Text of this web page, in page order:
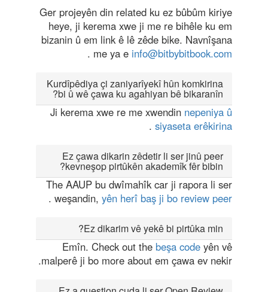
Ger projeyên din related ku ez bûbûm kiriye
heye, ji kerema xwe ji me re bihêle ku em
bizanin û em link ê lê zêde bike. Navnîşana
me ya e info@bitbybitbook.com
.
Kurdîpêdiya çi zaniyarîyekî hûn komkirina
bi û wê çawa ku agahiyan bê bikaranîn?
Ji kerema xwe re me xwendin nepeniya û
siyaseta erêkirina
.
Ez çawa dikarin zêdetir li ser jinû peer
kevneşop pirtûkên akademîk fêr bibin?
The AAUP bu dwîmahîk car ji rapora li ser
weşandin, yên herî baş ji bo review peer
.
Ez dikarim vê yekê bi pirtûka min?
Emîn. Check out the beşa code yên vê
malperê ji bo more about em çawa ev nekir.